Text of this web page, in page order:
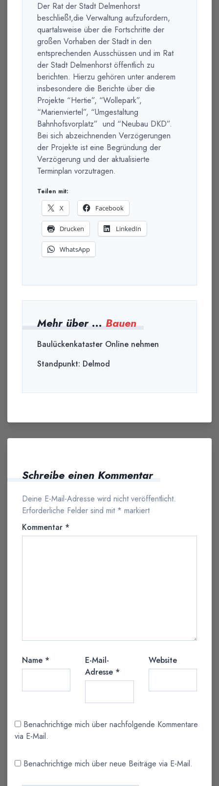
Der Rat der Stadt Delmenhorst
beschließt,die Verwaltung aufzufordern,
quartalsweise über die Fortschritte der
großen Vorhaben der Stadt in den
entsprechenden Ausschüssen und im Rat
der Stadt Delmenhorst öffentlich zu
berichten. Hierzu gehören unter anderem
insbesondere die Berichte über die
Projekte “Hertie”, “Wollepark”,
“Marienviertel”, “Umgestaltung
Bahnhofsvorplatz” und “Neubau DKD”.
Bei sich abzeichnenden Verzögerungen
der Projekte ist eine Begründung der
Verzögerung und der aktualisierte
Terminplan vorzutragen.
Teilen mit:
X
Facebook
Drucken LinkedIn
WhatsApp
Mehr über ... Bauen
Baulückenkataster Online nehmen
Standpunkt: Delmod
Schreibe einen Kommentar
Deine E-Mail-Adresse wird nicht veröffentlicht.
Erforderliche Felder sind mit * markiert
Kommentar *
Name *
E-Mail-
Adresse *
Website
Benachrichtige mich über nachfolgende Kommentare
via E-Mail.
Benachrichtige mich über neue Beiträge via E-Mail.